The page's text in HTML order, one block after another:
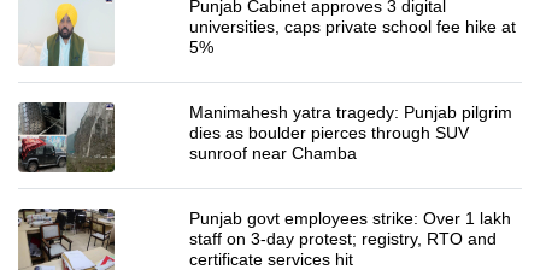
Punjab Cabinet approves 3 digital
universities, caps private school fee hike at
5%
Manimahesh yatra tragedy: Punjab pilgrim
dies as boulder pierces through SUV
sunroof near Chamba
Punjab govt employees strike: Over 1 lakh
staff on 3-day protest; registry, RTO and
certificate services hit